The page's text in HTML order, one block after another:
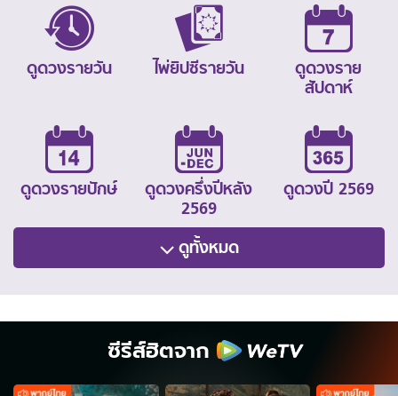
ดูดวงรายวัน ไพ่ยิปซีรายวัน
ดูดวงราย
สัปดาห์
ดูดวงรายปักษ์
ดูดวงครึ่งปีหลัง
2569
ดูดวงปี 2569
ดูทั้งหมด
ซีรีส์ฮิตจาก